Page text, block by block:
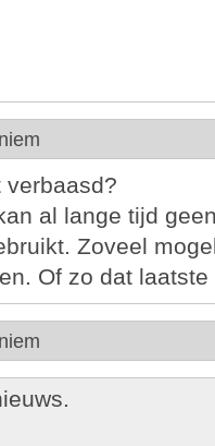
verbaasd?
al lange tijd
Zoveel
Of zo dat